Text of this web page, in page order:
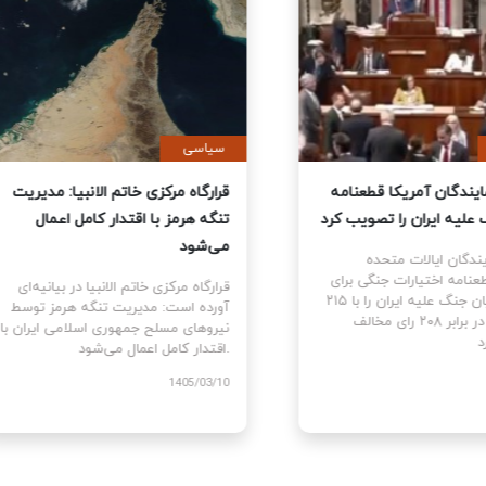
آمریکا قطعنامه
جنگ علیه ایران را تصویب کرد
ایالات متحده
قطعنامه اختیارات جنگی برای
رای موافق در برابر ۲۰۸ رای مخالف
سیاسی
قرارگاه مرکزی خاتم الانبیا:
تنگه هرمز با اقتدار کامل اعمال
می‌شود
قرارگاه مرکزی خاتم الانبیا در
آورده است: مدیریت تنگه هرمز
نیروهای مسلح جمهوری اسلامی
اقتدار کامل اعمال می‌شود.
1405/03/10